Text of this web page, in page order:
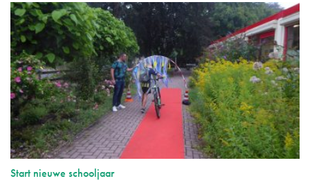
Start nieuwe schooljaar